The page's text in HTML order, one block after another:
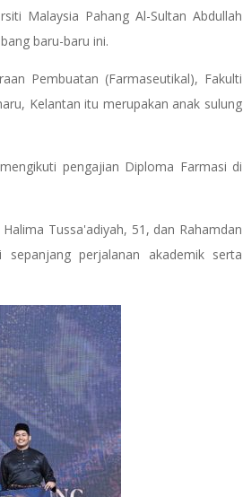
Malaysia Pahang Al-Sultan Abdullah
baru-baru ini.
Pembuatan (Farmaseutikal), Fakulti
Kelantan itu merupakan anak sulung
pengajian Diploma Farmasi di
Tussa'adiyah, 51, dan Rahamdan
perjalanan akademik serta